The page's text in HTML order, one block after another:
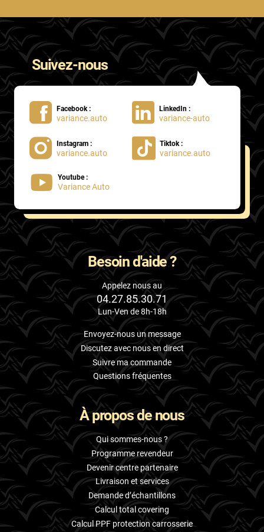
Ora
Peugeot
Plymouth
Pontiac
Porsche
Proton
Renault
Rolls
Rover
Saab
Santana
Saturn
Scania
Scion
Seat
Skoda
Smart
Ssangyong
Subaru
Suzuki
Tata
Suivez-nous
Facebook :
variance.auto
LinkedIn :
variance-auto
Instagram :
variance.auto
Tiktok :
variance.auto
Youtube :
Variance Auto
Besoin d'aide ?
Appelez nous au
04.27.85.30.71
Lun-Ven de 8h-18h
Envoyez-nous un message
Discutez avec nous en direct
Suivre ma commande
Questions fréquentes
À propos de nous
Qui sommes-nous ?
Programme revendeur
Devenir centre partenaire
Livraison et services
Demande d’échantillons
Calcul total covering
Calcul PPF protection carrosserie